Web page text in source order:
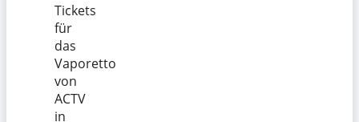
Tickets
für
das
Vaporetto
von
ACTV
in